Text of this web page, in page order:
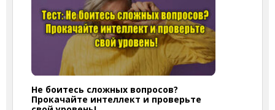
Не боитесь сложных вопросов?
Прокачайте интеллект и проверьте